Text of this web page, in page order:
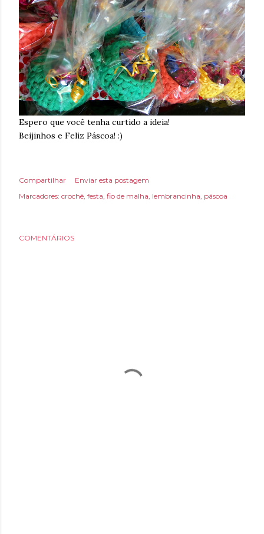
Espero que você tenha curtido a ideia!
Beijinhos e Feliz Páscoa! :)
Compartilhar
Enviar esta postagem
Marcadores: crochê festa fio de malha lembrancinha páscoa
COMENTÁRIOS